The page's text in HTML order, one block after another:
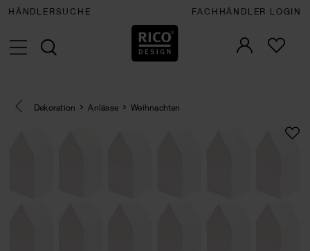
HÄNDLERSUCHE FACHHÄNDLER LOGIN
Eine Kategorie zurück navigieren
Dekoration Anlässe Weihnachten